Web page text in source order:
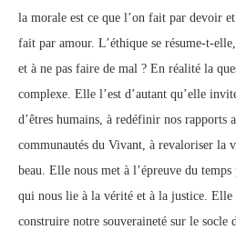
la morale est ce que l’on fait par devoir
fait par amour. L’éthique se résume-t-
et à ne pas faire de mal ? En réalité la
complexe. Elle l’est d’autant qu’elle
d’êtres humains, à redéfinir nos rapports
communautés du Vivant, à revaloriser la
beau. Elle nous met à l’épreuve du
qui nous lie à la vérité et à la justice. Elle
construire notre souveraineté sur le socle